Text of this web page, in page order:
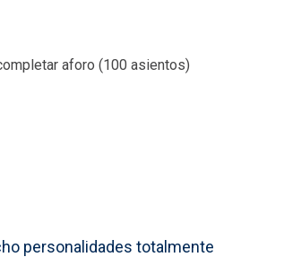
aforo (100 asientos)
personalidades totalmente